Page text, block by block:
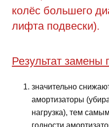
колёс большего
лифта подвески).
Результат
значительно
амортизаторы
нагрузка), тем
годности